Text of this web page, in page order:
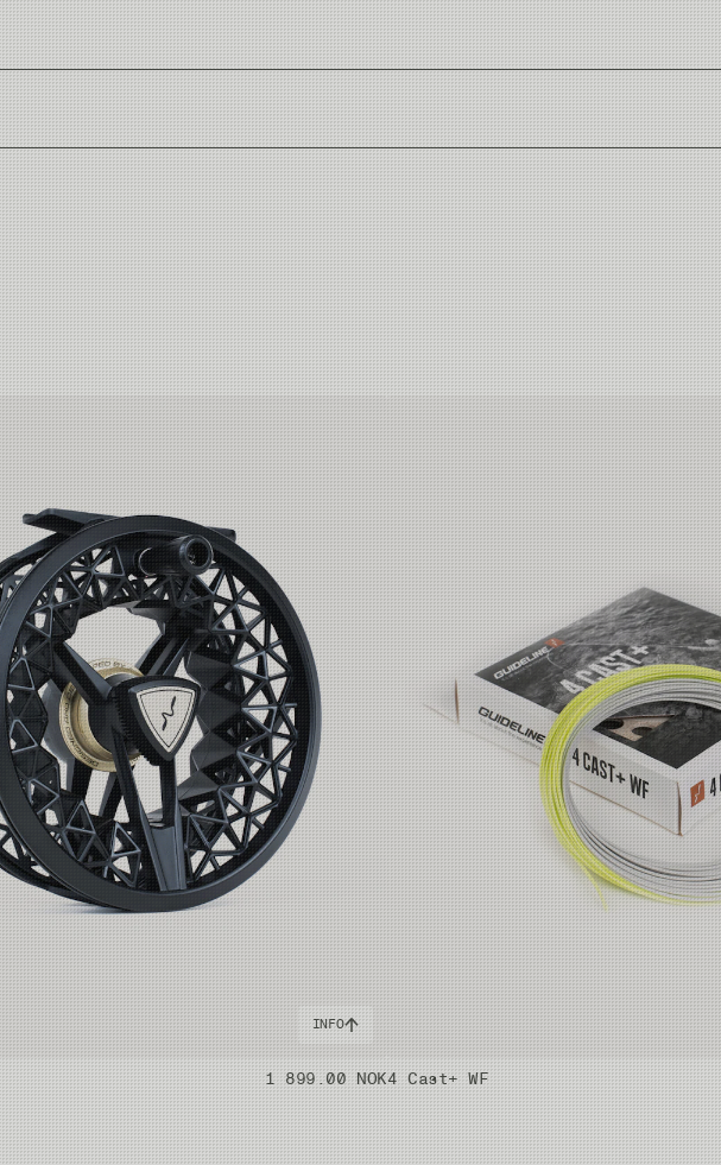
med svakt spiralmønster og tynn matt lakk, ingen tilsatt farge. Overflødig karbonstøv/
Dette reduserer bruken av epoxy i håndtakene. Alle modeller har fighting butt, på de
betyr en overflatebehandling uten tilsatt farge, bly eller krom. Dette er den minst giftige
svært liten konsentrasjon av skadelige kjemikalier. Testet og godkjent som et topp produkt
risikoen for helseplager til et minimum.
ring som motvirker at linen floker seg. Ringene er rustfrie med en pulverlakkert mørkgrå
bly.
polyester levert av REPREVE™.
som er lettere og har 20% lavere diameter enn standard PVC tuber. Dette gir besparelser på
slik at det er gjenbrukbart til å lage nye varer.
for ørretfiske med nymfer, tørrfluer og lettere streamere. #6 er valget for større fluer,
gjedde, sjøørret og laks. Disse modellene passer for elver, innsjøer, kyst- og flatsfiske
etter ørret, sjøørret og laks. Den nye 9'9 fots lengden er det beste kompromisset mellom
følsom enn en 10 foter.
aksjoner for det meget populære innsjøfisket som Britene praktiserer med et variert utvalg
INFO
1 899.00 NOK4 Cast+ WF